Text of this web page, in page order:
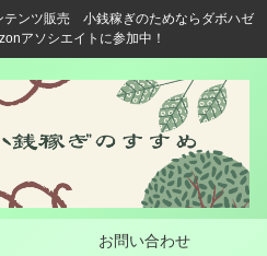
テンツ販売 小銭稼ぎのためならダボハゼ
アソシエイトに参加中！
お問い合わせ